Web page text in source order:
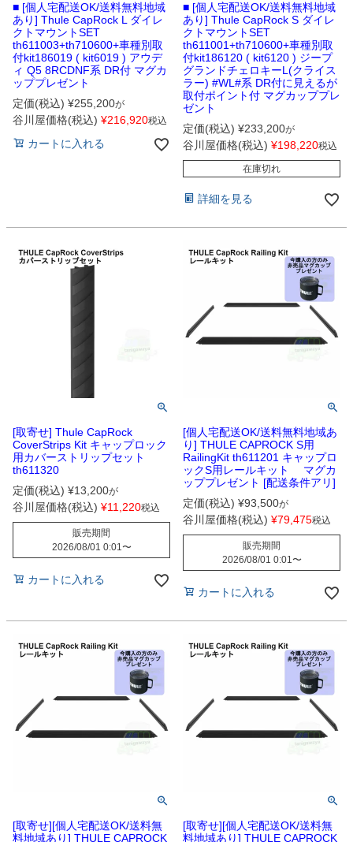
■ [個人宅配送OK/送料無料地域
あり] Thule CapRock L ダイレ
クトマウントSET
th611003+th710600+車種別取
付kit186019 ( kit6019 ) アウデ
ィ Q5 8RCDNF系 DR付 マグカ
ッププレゼント
定価(税込) ¥255,200が
谷川屋価格(税込) ¥216,920税込
カートに入れる
■ [個人宅配送OK/送料無料地域
あり] Thule CapRock S ダイレ
クトマウントSET
th611001+th710600+車種別取
付kit186120 ( kit6120 ) ジープ
グランドチェロキーL(クライス
ラー) #WL#系 DR付に見えるが
取付ポイント付 マグカッププレ
ゼント
定価(税込) ¥233,200が
谷川屋価格(税込) ¥198,220税込
在庫切れ
詳細を見る
[取寄せ] Thule CapRock
CoverStrips Kit キャップロック
用カバーストリップセット
th611320
定価(税込) ¥13,200が
谷川屋価格(税込) ¥11,220税込
販売期間
2026/08/01 0:01〜
カートに入れる
[個人宅配送OK/送料無料地域あ
り] THULE CAPROCK S用
RailingKit th611201 キャップロ
ックS用レールキット マグカ
ッププレゼント [配送条件アリ]
定価(税込) ¥93,500が
谷川屋価格(税込) ¥79,475税込
販売期間
2026/08/01 0:01〜
カートに入れる
[取寄せ][個人宅配送OK/送料無
料地域あり] THULE CAPROCK
[取寄せ][個人宅配送OK/送料無
料地域あり] THULE CAPROCK